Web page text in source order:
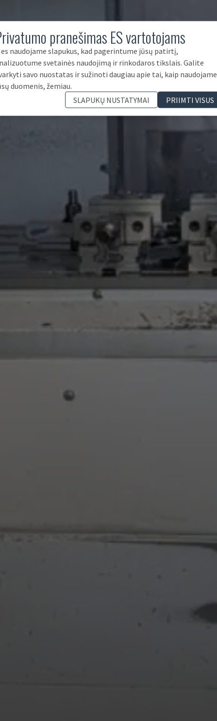
pranešimas ES vartotojams
naudojame slapukus, kad pagerintume jūsų patirtį,
svetainės naudojimą ir rinkodaros tikslais. Galite
savo nuostatas ir sužinoti daugiau apie tai, kaip naudojame
duomenis, žemiau.
SLAPUKŲ NUSTATYMAI
PRIIMTI VISUS